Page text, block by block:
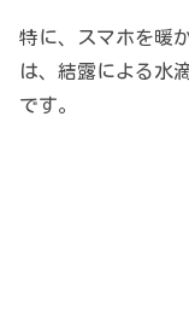
特に、スマホを暖
は、結露による水
です。